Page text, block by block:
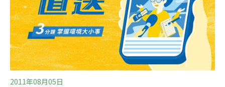
2011年08月05日